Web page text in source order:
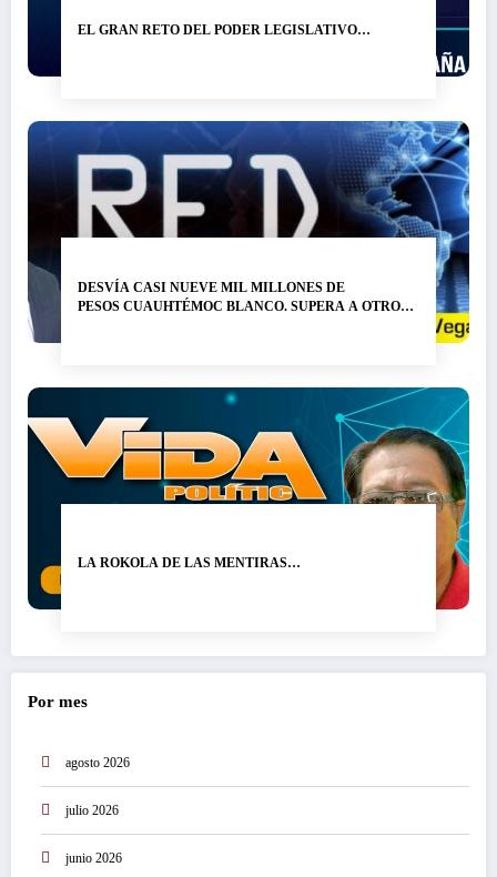
EL GRAN RETO DEL PODER LEGISLATIVO…
DESVÍA CASI NUEVE MIL MILLONES DE
PESOS CUAUHTÉMOC BLANCO. SUPERA A OTRO
LA ROKOLA DE LAS MENTIRAS…
Por mes
agosto 2026
julio 2026
junio 2026